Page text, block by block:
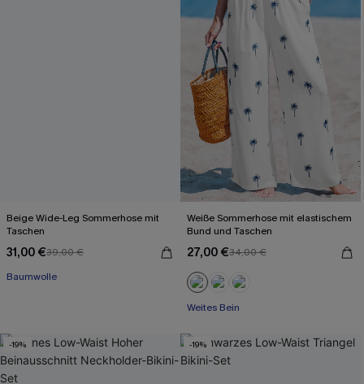
Beige Wide-Leg Sommerhose mit
Taschen
31,00 €39,00 €
Baumwolle
Weiße Sommerhose mit elastischem
Bund und Taschen
27,00 €34,00 €
Weites Bein
-19% -19%